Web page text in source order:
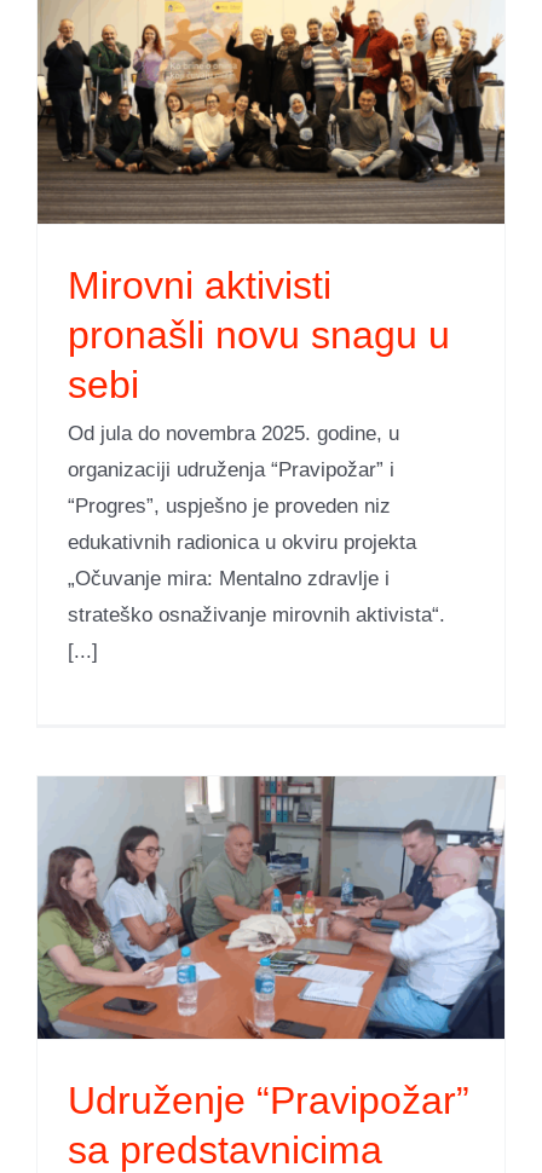
Mirovni aktivisti
pronašli novu snagu u
sebi
Od jula do novembra 2025. godine, u
organizaciji udruženja “Pravipožar” i
“Progres”, uspješno je proveden niz
edukativnih radionica u okviru projekta
„Očuvanje mira: Mentalno zdravlje i
strateško osnaživanje mirovnih aktivista“.
[...]
Udruženje “Pravipožar”
sa predstavnicima